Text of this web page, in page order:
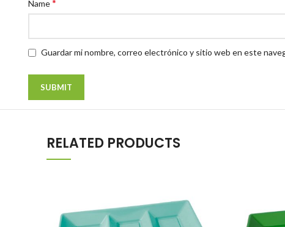
Name*
Guardar mi nombre, correo electrónico y sitio web en este
RELATED PRODUCTS